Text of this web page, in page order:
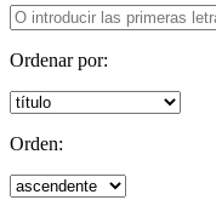
Ordenar por:
Orden: